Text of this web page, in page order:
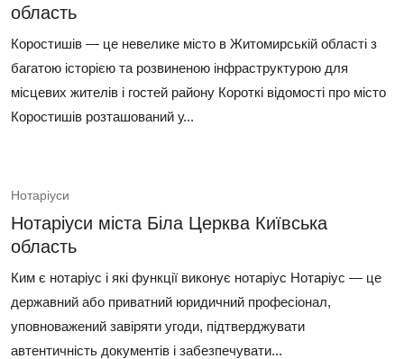
область
Коростишів — це невелике місто в Житомирській області з
багатою історією та розвиненою інфраструктурою для
місцевих жителів і гостей району Короткі відомості про місто
Коростишів розташований у...
Нотаріуси
Нотаріуси міста Біла Церква Київська
область
Ким є нотаріус і які функції виконує нотаріус Нотаріус — це
державний або приватний юридичний професіонал,
уповноважений завіряти угоди, підтверджувати
автентичність документів і забезпечувати...